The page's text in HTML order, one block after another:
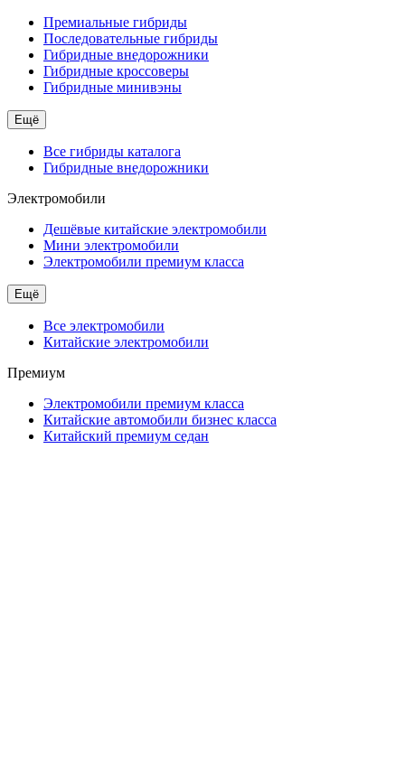
Премиальные гибриды
Последовательные гибриды
Гибридные внедорожники
Гибридные кроссоверы
Гибридные минивэны
Ещё
Все гибриды каталога
Гибридные внедорожники
Электромобили
Дешёвые китайские электромобили
Мини электромобили
Электромобили премиум класса
Ещё
Все электромобили
Китайские электромобили
Премиум
Электромобили премиум класса
Китайские автомобили бизнес класса
Китайский премиум седан